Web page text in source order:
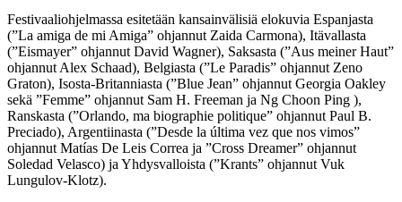
Festivaaliohjelmassa esitetään kansainvälisiä elokuvia Espanjasta
(”La amiga de mi Amiga” ohjannut Zaida Carmona), Itävallasta
(”Eismayer” ohjannut David Wagner), Saksasta (”Aus meiner Haut”
ohjannut Alex Schaad), Belgiasta (”Le Paradis” ohjannut Zeno
Graton), Isosta-Britanniasta (”Blue Jean” ohjannut Georgia Oakley
sekä ”Femme” ohjannut Sam H. Freeman ja Ng Choon Ping ),
Ranskasta (”Orlando, ma biographie politique” ohjannut Paul B.
Preciado), Argentiinasta (”Desde la última vez que nos vimos”
ohjannut Matías De Leis Correa ja ”Cross Dreamer” ohjannut
Soledad Velasco) ja Yhdysvalloista (”Krants” ohjannut Vuk
Lungulov-Klotz).